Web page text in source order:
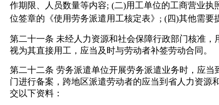
作期限、人员数量等内容; (二)用工单位的工商营业执
位签章的《使用劳务派遣用工核定表》; (四)其他需要
第二十一条 未经人力资源和社会保障行政部门核准，
视为其直接用工，应当及时与劳动者补签劳动合同。
第二十二条 劳务派遣单位开展劳务派遣业务时，应当
门进行备案，跨地区派遣劳动者的应当到省人力资源
交以下资料：